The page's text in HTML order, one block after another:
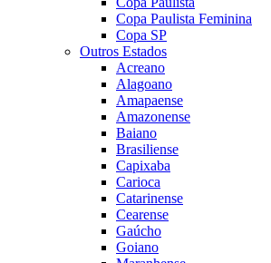
Copa Paulista Feminina
Copa SP
Outros Estados
Acreano
Alagoano
Amapaense
Amazonense
Baiano
Brasiliense
Capixaba
Carioca
Catarinense
Cearense
Gaúcho
Goiano